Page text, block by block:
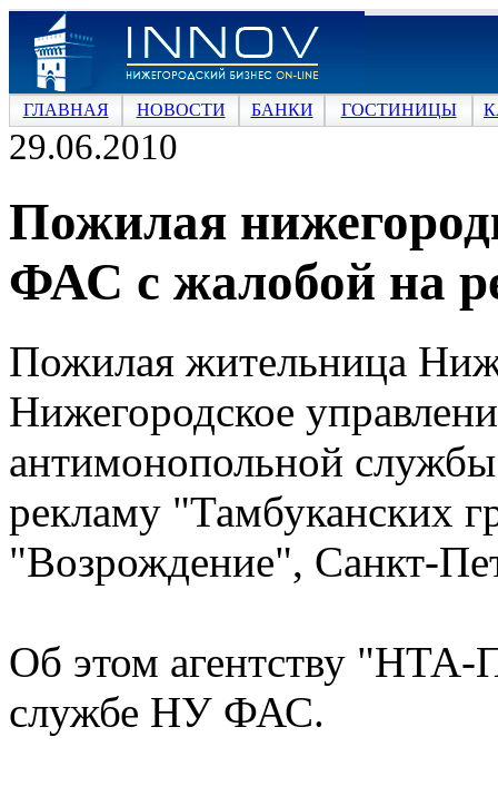
ГЛАВНАЯ НОВОСТИ БАНКИ ГОСТИНИЦЫ
29.06.2010
Пожилая
ФАС с жалобой на
Пожилая жительница
Нижегородское
антимонопольной
рекламу "Тамбуканских
"Возрождение", Санкт-
Об этом агентству
службе НУ ФАС.